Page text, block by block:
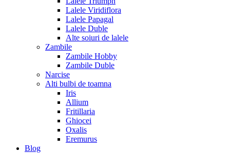
Lalele Viridiflora
Lalele Papagal
Lalele Duble
Alte soiuri de lalele
Zambile
Zambile Hobby
Zambile Duble
Narcise
Alti bulbi de toamna
Iris
Allium
Fritillaria
Ghiocei
Oxalis
Eremurus
Blog